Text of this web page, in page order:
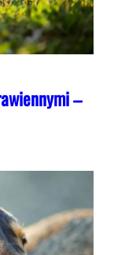
–